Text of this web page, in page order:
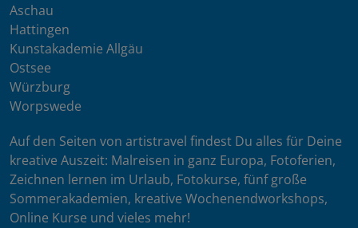
Aschau
Hattingen
Kunstakademie Allgäu
Ostsee
Würzburg
Worpswede
Auf den Seiten von artistravel findest Du alles für Deine
kreative Auszeit: Malreisen in ganz Europa, Fotoferien,
Zeichnen lernen im Urlaub, Fotokurse, fünf große
Sommerakademien, kreative Wochenendworkshops,
Online Kurse und vieles mehr!